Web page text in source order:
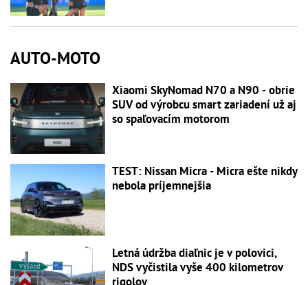
AUTO-MOTO
Xiaomi SkyNomad N70 a N90 - obrie
SUV od výrobcu smart zariadení už aj
so spaľovacím motorom
TEST: Nissan Micra - Micra ešte nikdy
nebola príjemnejšia
Letná údržba diaľnic je v polovici,
NDS vyčistila vyše 400 kilometrov
rigolov